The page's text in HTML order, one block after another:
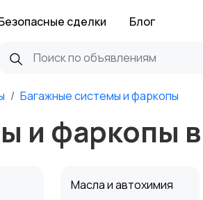
сделки Блог
Багажные системы и фаркопы
и фаркопы
Масла и автохимия